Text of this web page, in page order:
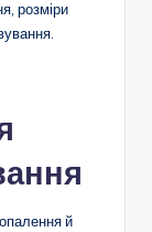
розміри
й